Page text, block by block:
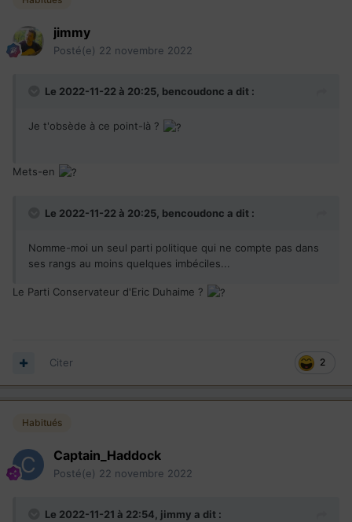
jimmy
Posté(e) 22 novembre 2022
Le 2022-11-22 à 20:25, bencoudonc a dit :
Je t'obsède à ce point-là ?
Mets-en
Le 2022-11-22 à 20:25, bencoudonc a dit :
Nomme-moi un seul parti politique qui ne compte pas dans
ses rangs au moins quelques imbéciles...
Le Parti Conservateur d'Eric Duhaime ?
2
Citer
Habitués
Captain_Haddock
Posté(e) 22 novembre 2022
Le 2022-11-21 à 22:54, jimmy a dit :